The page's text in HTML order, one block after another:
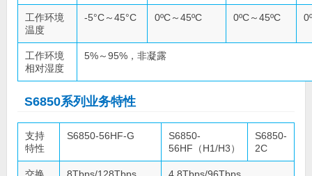
工作环境
温度
-5°C～45°C 0ºC～45ºC 0ºC～45ºC
工作环境
相对湿度
5%～95%，非凝露
S6850系列业务特性
支持
特性
S6850-56HF-G
S6850-
56HF（H1/H3）
S6850-
2C